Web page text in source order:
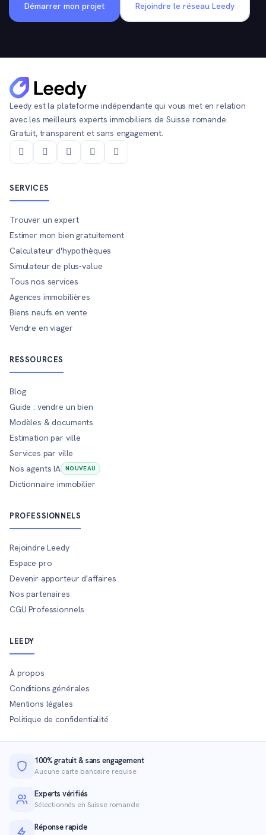
Démarrer mon projet Rejoindre le réseau Leedy
Leedy est la plateforme indépendante qui vous met en relation
avec les meilleurs experts immobiliers de Suisse romande.
Gratuit, transparent et sans engagement.
SERVICES
Trouver un expert
Estimer mon bien gratuitement
Calculateur d'hypothèques
Simulateur de plus-value
Tous nos services
Agences immobilières
Biens neufs en vente
Vendre en viager
RESSOURCES
Blog
Guide : vendre un bien
Modèles & documents
Estimation par ville
Services par ville
Nos agents IA
NOUVEAU
Dictionnaire immobilier
PROFESSIONNELS
Rejoindre Leedy
Espace pro
Devenir apporteur d'affaires
Nos partenaires
CGU Professionnels
LEEDY
À propos
Conditions générales
Mentions légales
Politique de confidentialité
100% gratuit & sans engagement
Aucune carte bancaire requise
Experts vérifiés
Sélectionnés en Suisse romande
Réponse rapide